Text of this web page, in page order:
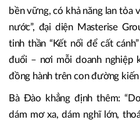
bền vững, có khả năng lan tỏa
nước”, đại diện Masterise
tinh thần “Kết nối để cất
đuổi – nơi mỗi doanh nghiệp
đồng hành trên con đường
Bà Đào khẳng định thêm:
dám mơ xa, dám nghĩ lớn,